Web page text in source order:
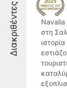
Διακριθέντες
Navalia
στη